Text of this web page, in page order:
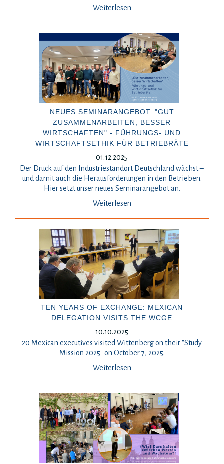
Weiterlesen
NEUES SEMINARANGEBOT: "GUT
ZUSAMMENARBEITEN, BESSER
WIRTSCHAFTEN" - FÜHRUNGS- UND
WIRTSCHAFTSETHIK FÜR BETRIEBRÄTE
01.12.2025
Der Druck auf den Industriestandort Deutschland wächst –
und damit auch die Herausforderungen in den Betrieben.
Hier setzt unser neues Seminarangebot an.
Weiterlesen
TEN YEARS OF EXCHANGE: MEXICAN
DELEGATION VISITS THE WCGE
10.10.2025
20 Mexican executives visited Wittenberg on their "Study
Mission 2025" on October 7, 2025.
Weiterlesen